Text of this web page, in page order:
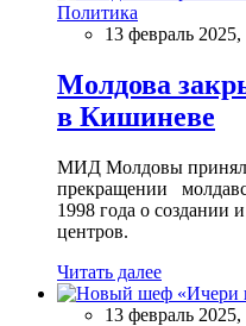
Политика
13 февраль 2025,
Молдова
в Кишиневе
МИД Молдовы принял
прекращении
1998 года о создании
центров.
Читать далее
13 февраль 2025,